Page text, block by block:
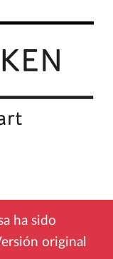
ha sido
original